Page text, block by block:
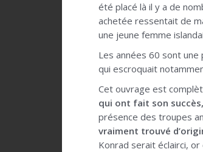
été placé là il y a de
achetée ressentait de
une jeune femme
Les années 60 sont une
qui escroquait
Cet ouvrage est
qui ont fait son
présence des troupes
vraiment trouvé
Konrad serait éclairci,